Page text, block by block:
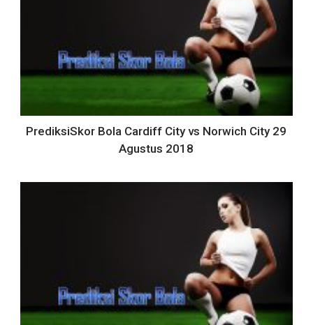
PrediksiSkor Bola Cardiff City vs Norwich City 29
Agustus 2018